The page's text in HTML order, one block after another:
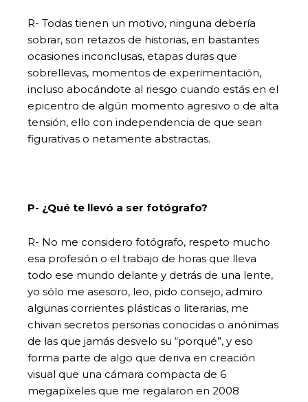
R- Todas tienen un motivo, ninguna debería
sobrar, son retazos de historias, en bastantes
ocasiones inconclusas, etapas duras que
sobrellevas, momentos de experimentación,
incluso abocándote al riesgo cuando estás en el
epicentro de algún momento agresivo o de alta
tensión, ello con independencia de que sean
figurativas o netamente abstractas.
P- ¿Qué te llevó a ser fotógrafo?
R- No me considero fotógrafo, respeto mucho
esa profesión o el trabajo de horas que lleva
todo ese mundo delante y detrás de una lente,
yo sólo me asesoro, leo, pido consejo, admiro
algunas corrientes plásticas o literarias, me
chivan secretos personas conocidas o anónimas
de las que jamás desvelo su “porqué”, y eso
forma parte de algo que deriva en creación
visual que una cámara compacta de 6
megapíxeles que me regalaron en 2008